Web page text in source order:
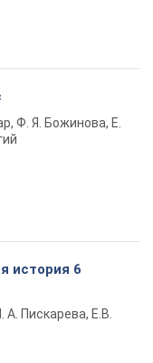
Ф. Я. Божинова, Е.
история 6
А. Пискарева, Е.В.